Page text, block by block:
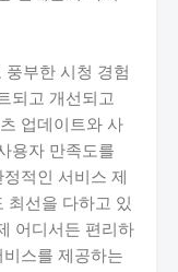
부한 시청 경험
되고 개선되고
업데이트와 사
용자 만족도를
적인 서비스 제
최선을 다하고 있
어디서든 편리하
스를 제공하는